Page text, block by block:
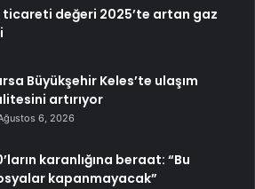
değeri 2025’te artan gaz
Büyükşehir Keles’te ulaşım
artırıyor
6, 2026
karanlığına beraat: “Bu
kapanmayacak”